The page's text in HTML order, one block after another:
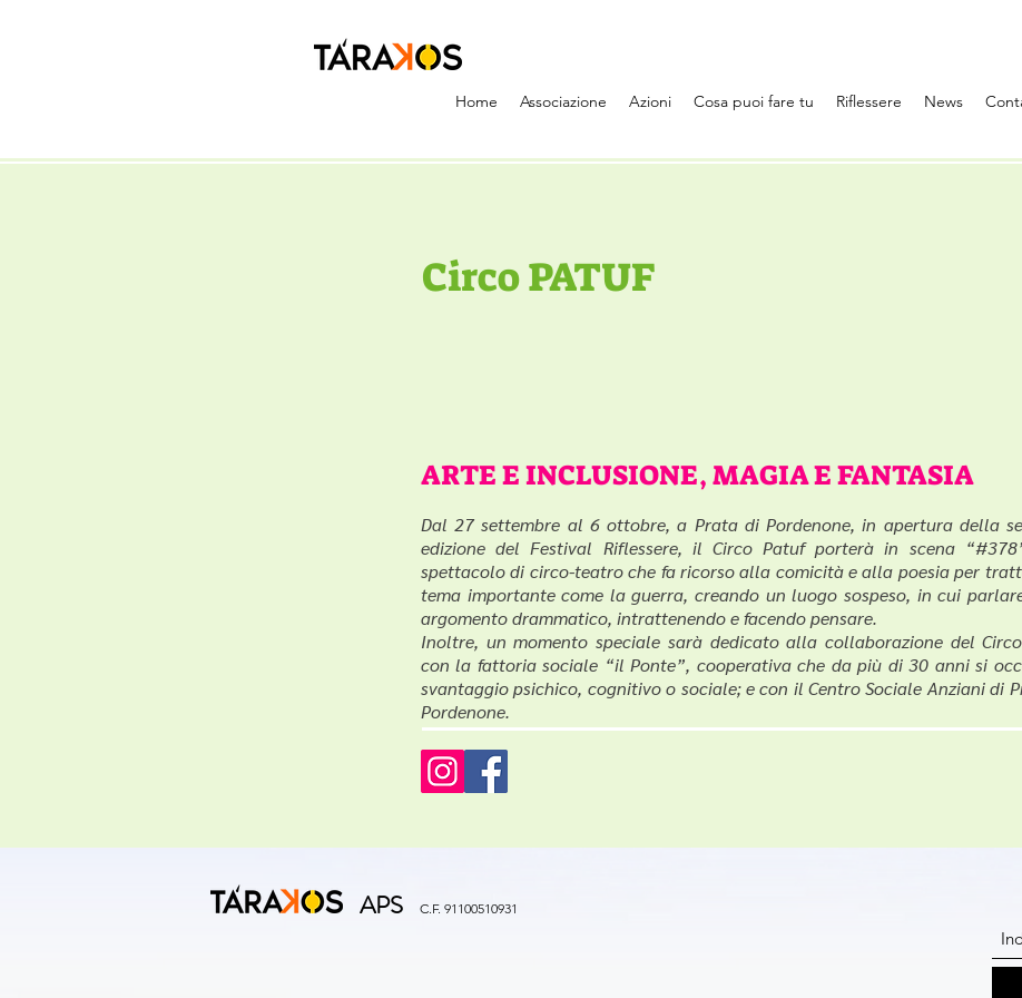
Home Associazione Azioni Cosa puoi fare tu Riflessere News
Circo PATUF
ARTE E INCLUSIONE, MAGIA E FANTASIA
Dal 27 settembre al 6 ottobre, a Prata di Pordenone, in apertura della
edizione del Festival Riflessere, il Circo Patuf porterà in scena
spettacolo di circo-teatro che fa ricorso alla comicità e alla poesia per
tema importante come la guerra, creando un luogo sospeso, in cui
argomento drammatico, intrattenendo e facendo pensare.
Inoltre, un momento speciale sarà dedicato alla collaborazione del
con la fattoria sociale “il Ponte”, cooperativa che da più di 30 anni si
svantaggio psichico, cognitivo o sociale; e con il Centro Sociale Anziani di
Pordenone.
APS C.F. 91100510931